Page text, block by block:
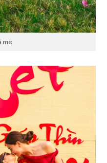
mẹ